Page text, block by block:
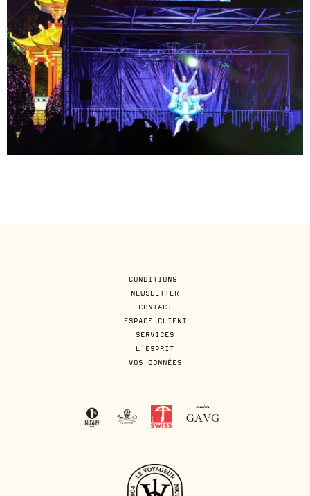
CONDITIONS
NEWSLETTER
CONTACT
ESPACE CLIENT
SERVICES
L'ESPRIT
VOS DONNÉES